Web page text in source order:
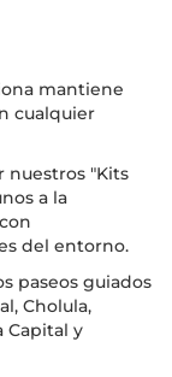
mantiene
cualquier
nuestros "Kits
a la
del entorno.
paseos guiados
Cholula,
Capital y